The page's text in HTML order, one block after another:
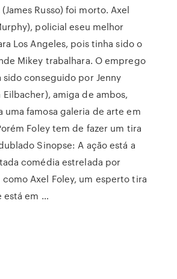
Russo) foi morto. Axel
policial eseu melhor
Los Angeles, pois tinha sido o
Mikey trabalhara. O emprego
conseguido por Jenny
Eilbacher), amiga de ambos,
uma famosa galeria de arte em
Foley tem de fazer um tira
Sinopse: A ação está a
comédia estrelada por
Axel Foley, um esperto tira
está em …